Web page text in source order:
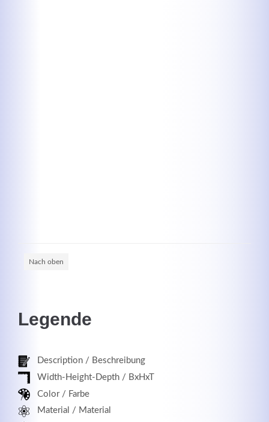
Nach oben
Legende
Description / Beschreibung
Width-Height-Depth / BxHxT
Color / Farbe
Material / Material